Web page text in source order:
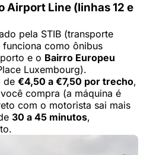
Airport Line (linhas 12 e
pela STIB (transporte
funciona como ônibus
e o Bairro Europeu
Luxembourg).
de €4,50 a €7,50 por trecho,
compra (a máquina é
com o motorista sai mais
30 a 45 minutos,